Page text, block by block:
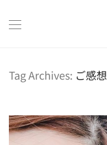
Tag Archives: ご感想